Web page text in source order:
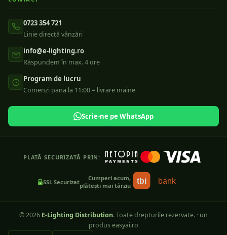
0723 354 721
Linie directă vânzări
info@e-lighting.ro
Răspundem în max. 4 ore
Program de lucru
Comenzi pana la 11:00 = livrare maine
Scrie-ne pe WhatsApp
PLATĂ SECURIZATĂ PRIN:
SSL Securizat
Cumperi acum,
plătești mai târziu
tbi bank
©2026 E-Lighting Distribution. Toate drepturile rezervate. · un
produs easyai.ro